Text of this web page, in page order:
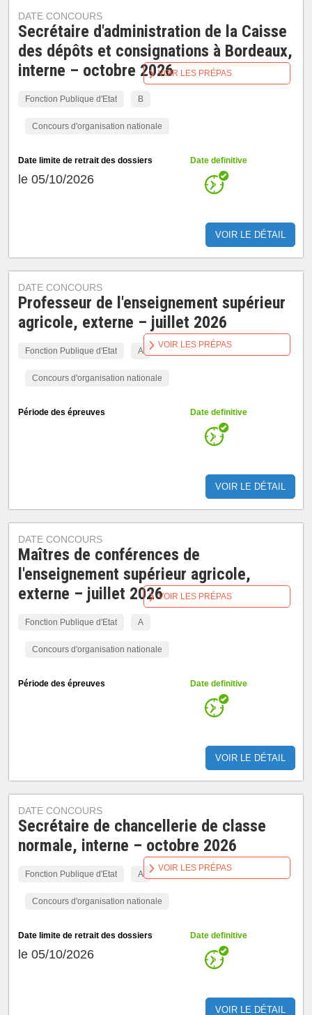
DATE CONCOURS
Secrétaire d'administration de la Caisse
des dépôts et consignations à Bordeaux,
interne – octobre 2026
Fonction Publique d'Etat B
Concours d'organisation nationale
Date limite de retrait des dossiers
le 05/10/2026
Date definitive
VOIR LE DÉTAIL
VOIR LES PRÉPAS
DATE CONCOURS
Professeur de l'enseignement supérieur
agricole, externe – juillet 2026
Fonction Publique d'Etat A
Concours d'organisation nationale
Période des épreuves Date definitive
VOIR LE DÉTAIL
VOIR LES PRÉPAS
DATE CONCOURS
Maîtres de conférences de
l'enseignement supérieur agricole,
externe – juillet 2026
Fonction Publique d'Etat A
Concours d'organisation nationale
Période des épreuves Date definitive
VOIR LE DÉTAIL
VOIR LES PRÉPAS
DATE CONCOURS
Secrétaire de chancellerie de classe
normale, interne – octobre 2026
Fonction Publique d'Etat A
Concours d'organisation nationale
Date limite de retrait des dossiers
le 05/10/2026
Date definitive
VOIR LE DÉTAIL
VOIR LES PRÉPAS